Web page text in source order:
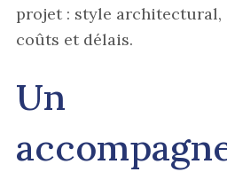
projet : style architectural,
coûts et délais.
Un